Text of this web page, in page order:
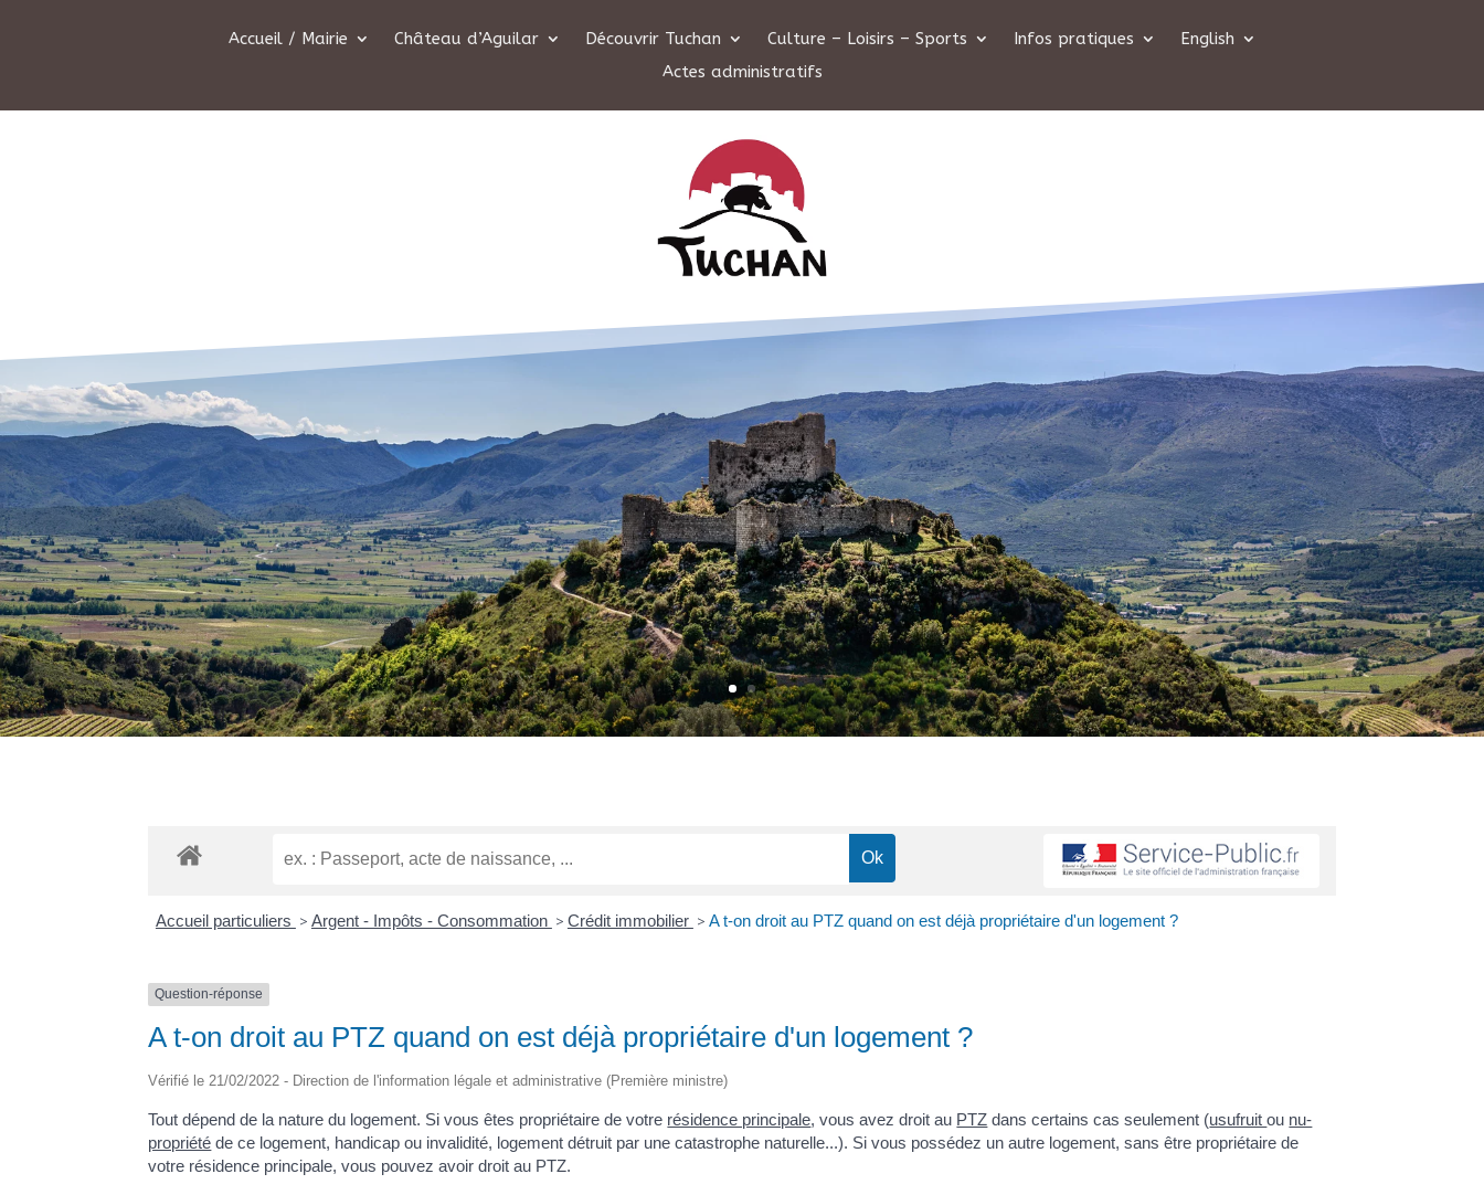
Accueil / Mairie Château d’Aguilar Découvrir Tuchan Culture – Loisirs – Sports Infos pratiques
English
Actes administratifs
Accueil particuliers > Argent - Impôts - Consommation > Crédit immobilier > A t-on droit au PTZ quand on est déjà propriétaire d'un logement ?
Question-réponse
A t-on droit au PTZ quand on est déjà propriétaire d'un logement ?
Vérifié le 21/02/2022 - Direction de l'information légale et administrative (Première ministre)
Tout dépend de la nature du logement. Si vous êtes propriétaire de votre résidence principale, vous avez droit au PTZ dans certains cas seulement (usufruitou nu-
propriété de ce logement, handicap ou invalidité, logement détruit par une catastrophe naturelle...). Si vous possédez un autre logement, sans être propriétaire de
votre résidence principale, vous pouvez avoir droit au PTZ.